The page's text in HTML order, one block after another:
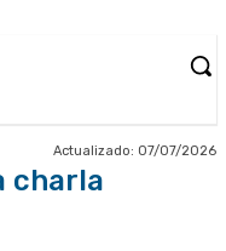
Actualizado: 07/07/2026
charla